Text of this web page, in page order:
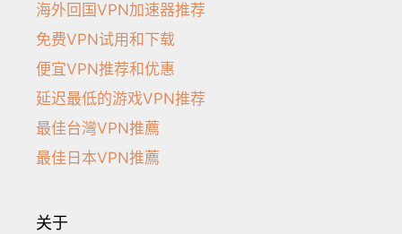
海外回国VPN加速器推荐
免费VPN试用和下载
便宜VPN推荐和优惠
延迟最低的游戏VPN推荐
最佳台灣VPN推薦
最佳日本VPN推薦
关于